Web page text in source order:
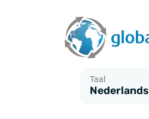
Taal
Nederlands
Wat is CPI inflatie?
Wat is HICP inflatie?
Euribor historie
Inflatiecalculator